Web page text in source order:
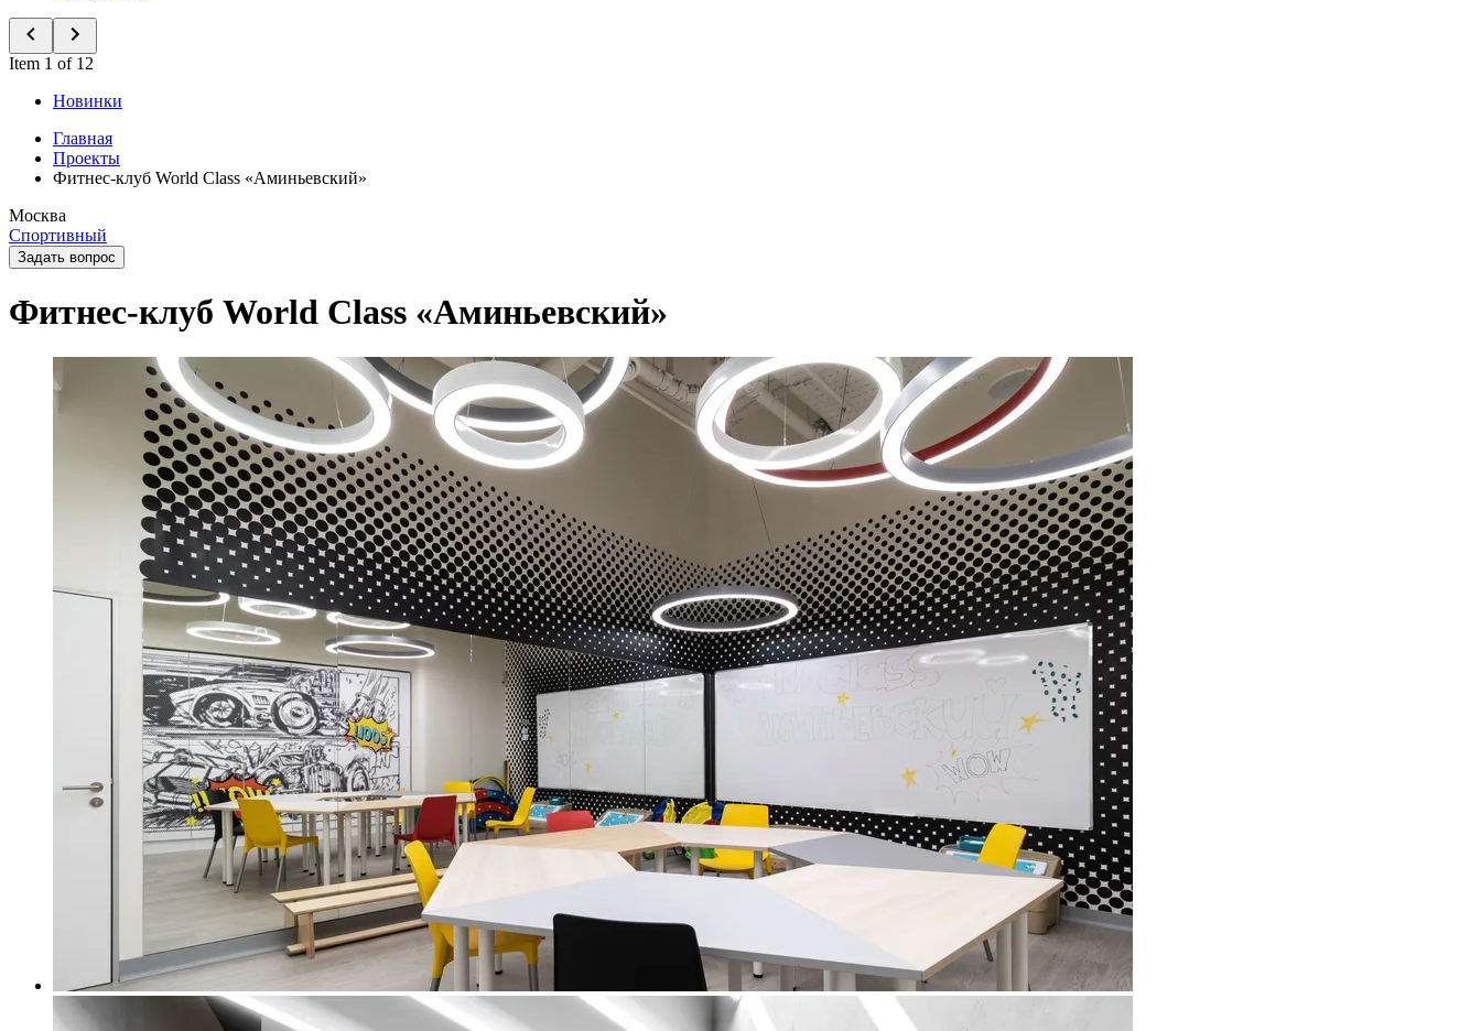
Item 1 of 12
Новинки
Главная
Проекты
Фитнес-клуб World Class «Аминьевский»
Москва
Спортивный
Задать вопрос
Фитнес-клуб World Class «Аминьевский»